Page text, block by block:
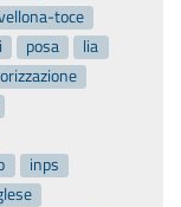
toce
posa
lia
inps